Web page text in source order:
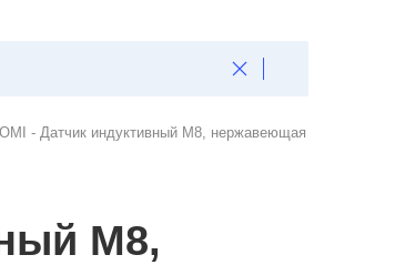
- Датчик индуктивный M8, нержавеющая
M8,